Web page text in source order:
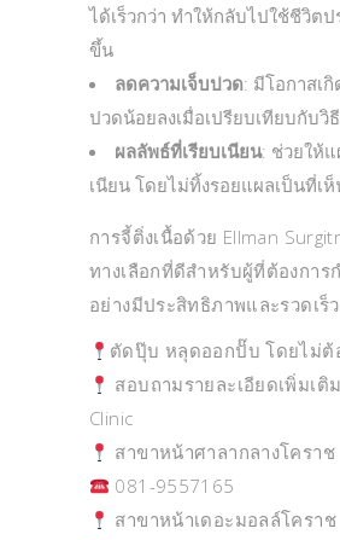
ได้เร็วกว่า ทำให้กลับไปใช้ชีวิตป
ขึ้น
ลดความเจ็บปวด: มีโอกาสเ
ปวดน้อยลงเมื่อเปรียบเทียบกับ
ผลลัพธ์ที่เรียบเนียน: ช่วยให้
เนียน โดยไม่ทิ้งรอยแผลเป็นที่เ
การจี้ติ่งเนื้อด้วย Ellman
ทางเลือกที่ดีสำหรับผู้ที่ต้องการ
อย่างมีประสิทธิภาพและรวดเร็ว
ตัดปุ๊บ หลุดออกปั๊บ โดยไม่ต้
สอบถามรายละเอียดเพิ่มเติ
Clinic
สาขาหน้าศาลากลางโคราช
081-9557165
สาขาหน้าเดอะมอลล์โคราช